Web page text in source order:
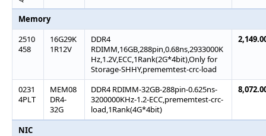
Memory
2510
458
16G29K
1R12V
DDR4
RDIMM,16GB,288pin,0.68ns,2933000K
Hz,1.2V,ECC,1Rank(2G*4bit),Only for
Storage-SHHY,prememtest-crc-load
0231
4PLT
MEM08
DR4-
32G
DDR4 RDIMM-32GB-288pin-0.625ns-
3200000KHz-1.2-ECC,prememtest-crc-
load,1Rank(4G*4bit)
NIC